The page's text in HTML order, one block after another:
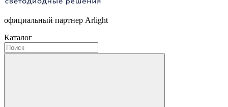
официальный партнер Arlight
Каталог